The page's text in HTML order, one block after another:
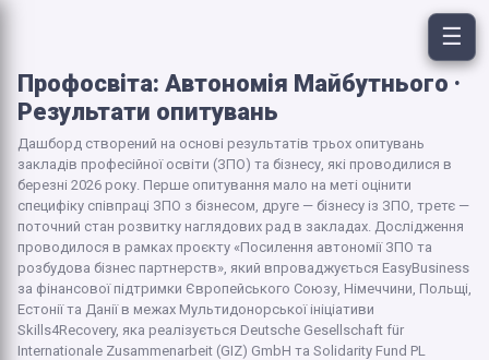
Профосвіта: Автономія Майбутнього ·
Результати опитувань
Дашборд створений на основі результатів трьох опитувань
закладів професійної освіти (ЗПО) та бізнесу, які проводилися в
березні 2026 року. Перше опитування мало на меті оцінити
специфіку співпраці ЗПО з бізнесом, друге — бізнесу із ЗПО, третє —
поточний стан розвитку наглядових рад в закладах. Дослідження
проводилося в рамках проєкту «Посилення автономії ЗПО та
розбудова бізнес партнерств», який впроваджується EasyBusiness
за фінансової підтримки Європейського Союзу, Німеччини, Польщі,
Естонії та Данії в межах Мультидонорської ініціативи
Skills4Recovery, яка реалізується Deutsche Gesellschaft für
Internationale Zusammenarbeit (GIZ) GmbH та Solidarity Fund PL
☰